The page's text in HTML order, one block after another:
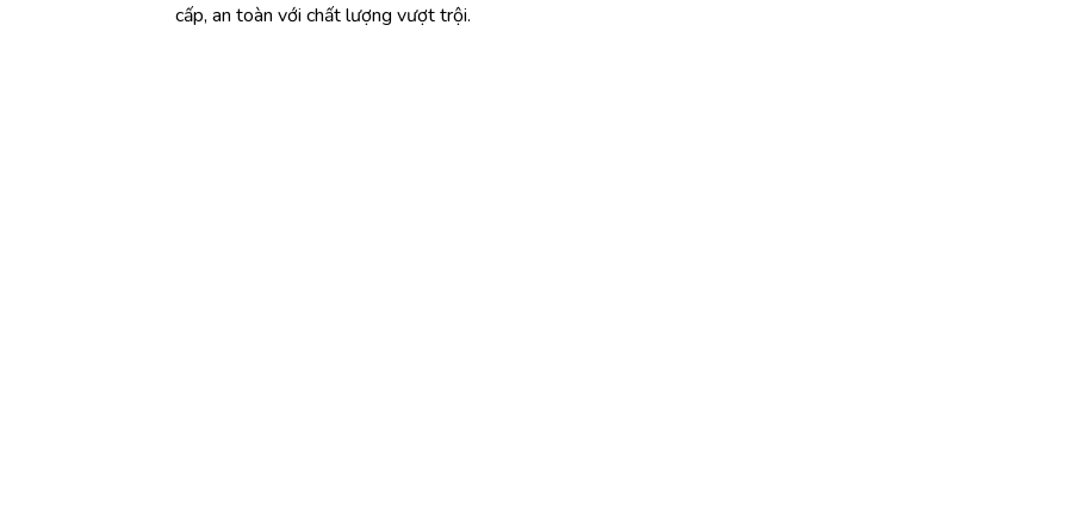
cấp, an toàn với chất lượng vượt trội.